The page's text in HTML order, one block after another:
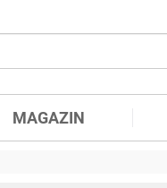
MAGAZIN